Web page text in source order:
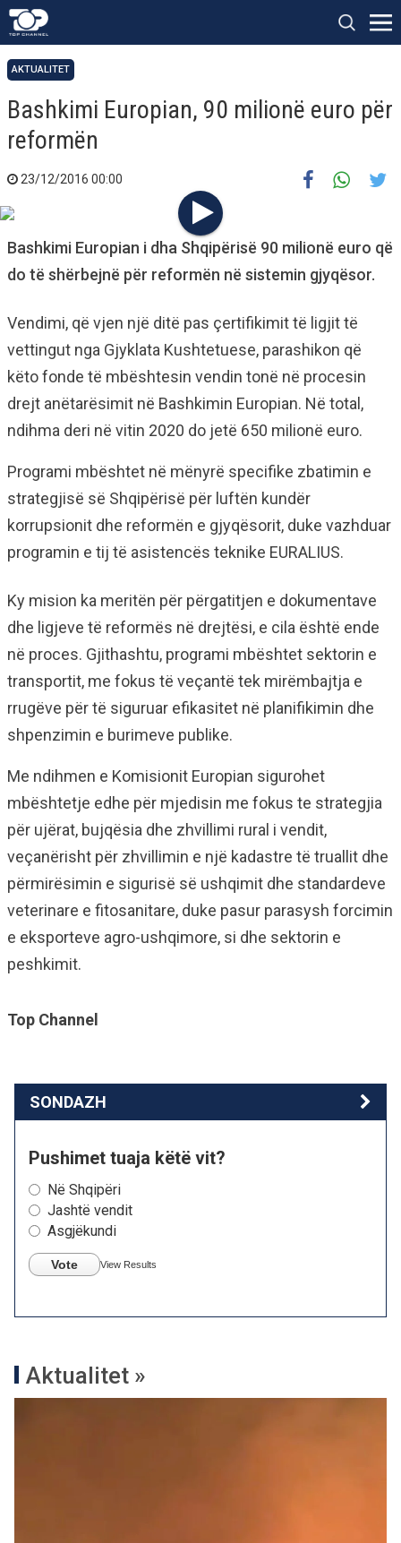
AKTUALITET
Bashkimi Europian, 90 milionë euro për
reformën
23/12/2016 00:00
Bashkimi Europian i dha Shqipërisë 90 milionë euro që
do të shërbejnë për reformën në sistemin gjyqësor.
Vendimi, që vjen një ditë pas çertifikimit të ligjit të
vettingut nga Gjyklata Kushtetuese, parashikon që
këto fonde të mbështesin vendin tonë në procesin
drejt anëtarësimit në Bashkimin Europian. Në total,
ndihma deri në vitin 2020 do jetë 650 milionë euro.
Programi mbështet në mënyrë specifike zbatimin e
strategjisë së Shqipërisë për luftën kundër
korrupsionit dhe reformën e gjyqësorit, duke vazhduar
programin e tij të asistencës teknike EURALIUS.
Ky mision ka meritën për përgatitjen e dokumentave
dhe ligjeve të reformës në drejtësi, e cila është ende
në proces. Gjithashtu, programi mbështet sektorin e
transportit, me fokus të veçantë tek mirëmbajtja e
rrugëve për të siguruar efikasitet në planifikimin dhe
shpenzimin e burimeve publike.
Me ndihmen e Komisionit Europian sigurohet
mbështetje edhe për mjedisin me fokus te strategjia
për ujërat, bujqësia dhe zhvillimi rural i vendit,
veçanërisht për zhvillimin e një kadastre të truallit dhe
përmirësimin e sigurisë së ushqimit dhe standardeve
veterinare e fitosanitare, duke pasur parasysh forcimin
e eksporteve agro-ushqimore, si dhe sektorin e
peshkimit.
Top Channel
SONDAZH
Pushimet tuaja këtë vit?
Në Shqipëri
Jashtë vendit
Asgjëkundi
Vote View Results
Aktualitet »